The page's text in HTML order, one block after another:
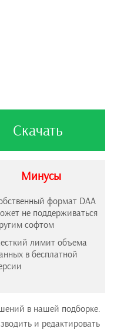
Скачать
Минусы
формат DAA
не поддерживаться
софтом
лимит объема
в бесплатной
в нашей подборке.
и редактировать